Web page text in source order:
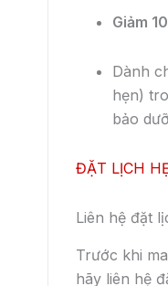
Giảm
Dành
hẹn)
bảo
ĐẶT LỊCH
Liên hệ đặt
Trước khi
hãy liên hệ